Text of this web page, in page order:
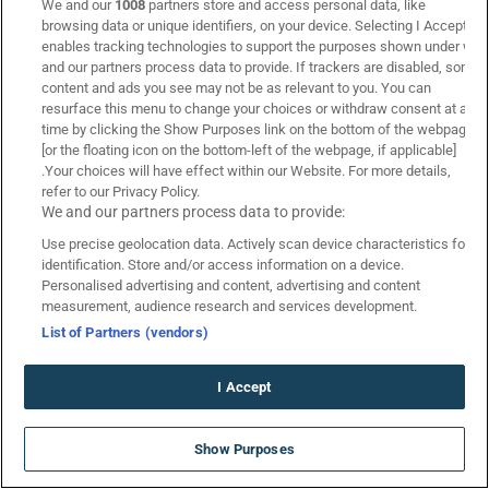
Vistabet Προσφορά* ΧΩΡΙΣ ΚΑΤΑΘΕΣΗ 🎁 (Μάρτιος 2026)
Ενεργή
Ακολουθήστε το Betarades στα
social media
facebook social link
x social linkinstagram social link
youtube social link
twitch social link
spotify social link
tiktok social link
discord
ΑΠΟΚΛΕΙΣΤΙΚΟ: Νέο Live Casino με
προσφορά* ΧΩΡΙΣ ΚΑΤΑΘΕΣΗ!
We and our 1008 partners store and access personal data, like
browsing data or unique identifiers, on your device. Selecting I Accept
enables tracking technologies to support the purposes shown under we
and our partners process data to provide. If trackers are disabled, some
content and ads you see may not be as relevant to you. You can
resurface this menu to change your choices or withdraw consent at any
time by clicking the Show Purposes link on the bottom of the webpage
[or the floating icon on the bottom-left of the webpage, if applicable]
.Your choices will have effect within our Website. For more details,
refer to our Privacy Policy.
We and our partners process data to provide:
Use precise geolocation data. Actively scan device characteristics for
identification. Store and/or access information on a device.
Personalised advertising and content, advertising and content
measurement, audience research and services development.
List of Partners (vendors)
I Accept
Show Purposes